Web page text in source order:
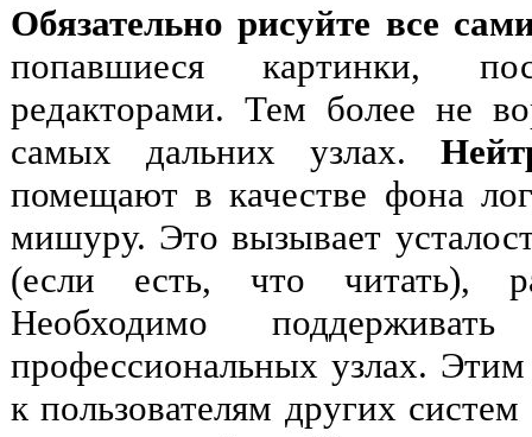
Обязательно рисуйте все
попавшиеся картинки,
редакторами. Тем более не
самых дальних узлах.
помещают в качестве фона
мишуру. Это вызывает
(если есть, что читать),
Необходимо
профессиональных узлах.
к пользователям других